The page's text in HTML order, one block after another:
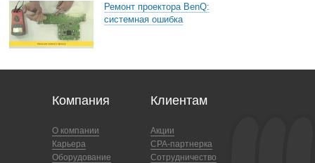
Ремонт проектора BenQ:
системная ошибка
Компания
О компании
Карьера
Оборудование
Клиентам
Акции
CPA-партнерка
Сотрудничество